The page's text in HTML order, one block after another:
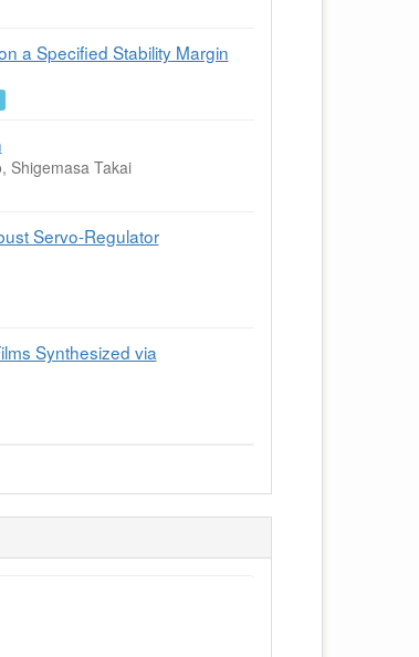
a Specified Stability Margin
Shigemasa Takai
Servo-Regulator
Synthesized via